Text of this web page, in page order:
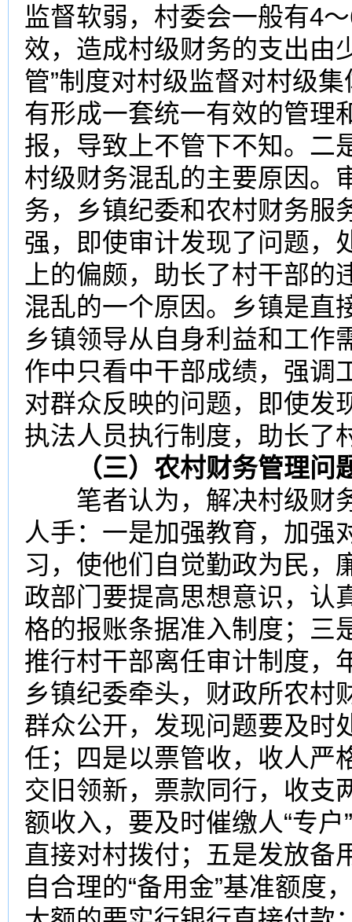
监督软弱，村委会一般有4
效，造成村级财务的支出由
管”制度对村级监督对村级
有形成一套统一有效的管理
报，导致上不管下不知。二
村级财务混乱的主要原因。
务，乡镇纪委和农村财务服
强，即使审计发现了问题，
上的偏颇，助长了村干部
混乱的一个原因。乡镇是直
乡镇领导从自身利益和工作
作中只看中干部成绩，强调
对群众反映的问题，即使发
执法人员执行制度，助长了
（三）农村财务管理问
笔者认为，解决村级财
人手：一是加强教育，加强
习，使他们自觉勤政为民，
政部门要提高思想意识，认
格的报账条据准入制度；三
推行村干部离任审计制度，
乡镇纪委牵头，财政所农村
群众公开，发现问题要及时
任；四是以票管收，收人严
交旧领新，票款同行，收支
额收入，要及时催缴人“专
直接对村拨付；五是发放备
自合理的“备用金”基准额度